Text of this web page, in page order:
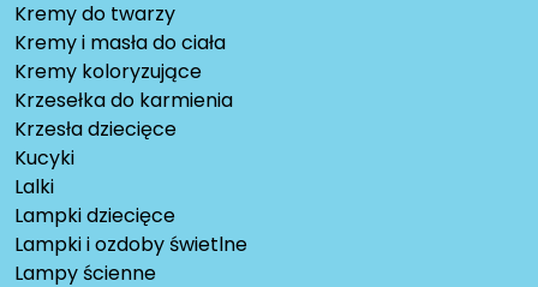
Kremy do twarzy
Kremy i masła do ciała
Kremy koloryzujące
Krzesełka do karmienia
Krzesła dziecięce
Kucyki
Lalki
Lampki dziecięce
Lampki i ozdoby świetlne
Lampy ścienne